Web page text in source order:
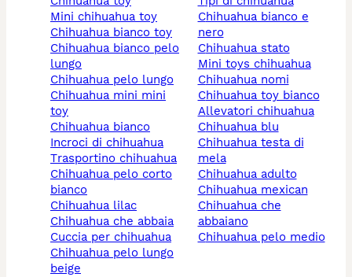
mini chihuahua toy
chihuahua bianco toy
chihuahua bianco pelo
lungo
chihuahua pelo lungo
chihuahua mini mini
toy
chihuahua bianco
incroci di chihuahua
trasportino chihuahua
chihuahua pelo corto
bianco
chihuahua lilac
chihuahua che abbaia
cuccia per chihuahua
chihuahua pelo lungo
beige
chihuahua bianco e
nero
chihuahua stato
mini toys chihuahua
chihuahua nomi
chihuahua toy bianco
allevatori chihuahua
chihuahua blu
chihuahua testa di
mela
chihuahua adulto
chihuahua mexican
chihuahua che
abbaiano
chihuahua pelo medio